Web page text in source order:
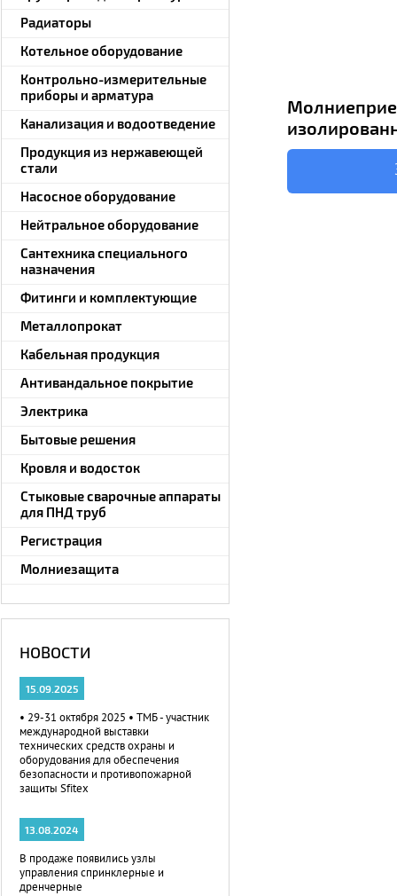
Радиаторы
Котельное оборудование
Контрольно-измерительные
приборы и арматура
Канализация и водоотведение
Продукция из нержавеющей
стали
Насосное оборудование
Нейтральное оборудование
Сантехника специального
назначения
Фитинги и комплектующие
Металлопрокат
Кабельная продукция
Антивандальное покрытие
Электрика
Бытовые решения
Кровля и водосток
Стыковые сварочные аппараты
для ПНД труб
Регистрация
Молниезащита
НОВОСТИ
15.09.2025
• 29-31 октября 2025 • ТМБ - участник
международной выставки
технических средств охраны и
оборудования для обеспечения
безопасности и противопожарной
защиты Sfitex
13.08.2024
В продаже появились узлы
управления спринклерные и
дренчерные